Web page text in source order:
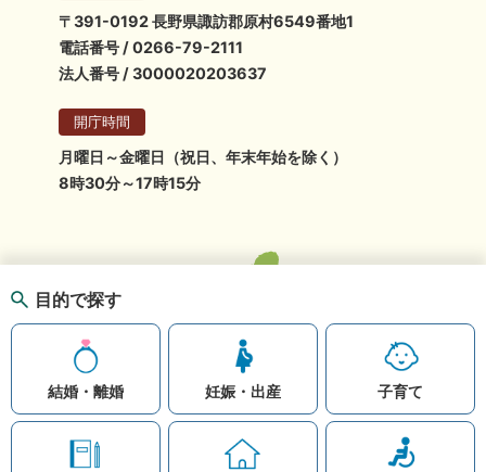
目的で探す
結婚・離婚 妊娠・出産 子育て
〒391-0192 長野県諏訪郡原村6549番地1
電話番号 / 0266-79-2111
法人番号 / 3000020203637
開庁時間
月曜日～金曜日（祝日、年末年始を除く）
8時30分～17時15分